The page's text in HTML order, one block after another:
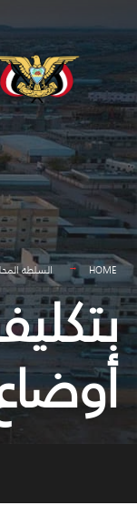
content
HOME السلطة